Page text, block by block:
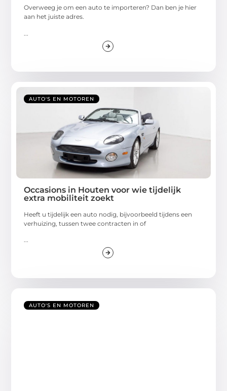
Overweeg je om een auto te importeren? Dan ben je hier
aan het juiste adres.
AUTO'S EN MOTOREN
Occasions in Houten voor wie tijdelijk
extra mobiliteit zoekt
Heeft u tijdelijk een auto nodig, bijvoorbeeld tijdens een
verhuizing, tussen twee contracten in of
...
AUTO'S EN MOTOREN